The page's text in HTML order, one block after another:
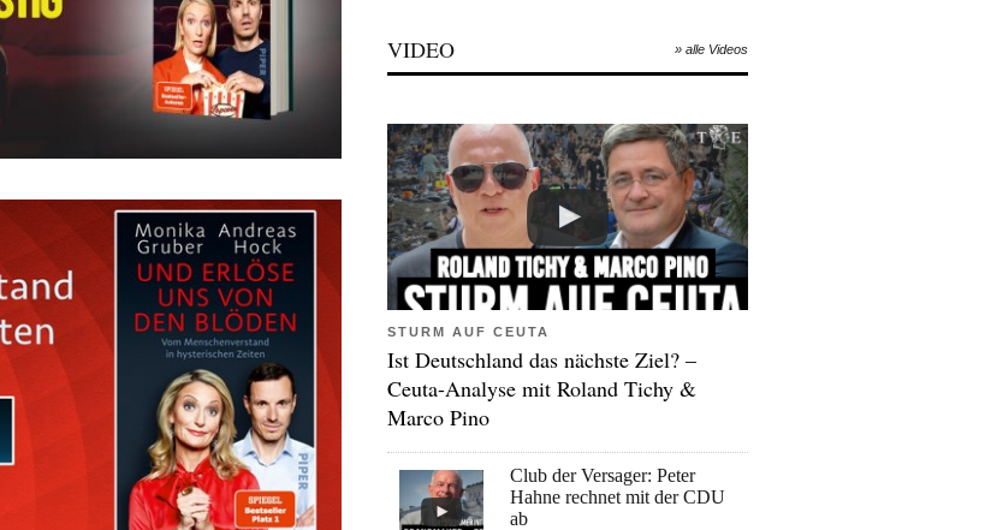
VIDEO » alle Videos
STURM AUF CEUTA
Ist Deutschland das nächste Ziel? –
Ceuta-Analyse mit Roland Tichy &
Marco Pino
Club der Versager: Peter
Hahne rechnet mit der CDU
ab